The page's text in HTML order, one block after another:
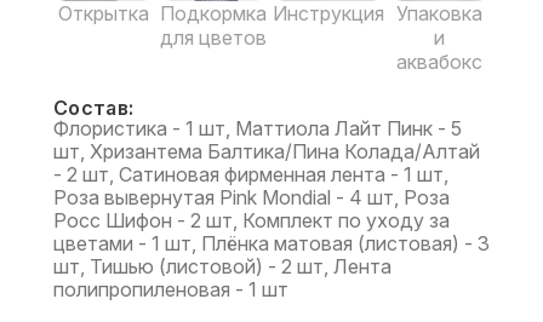
Открытка Подкормка
для цветов
Инструкция Упаковка
и
аквабокс
Состав:
Флористика - 1 шт, Маттиола Лайт Пинк - 5
шт, Хризантема Балтика/Пина Колада/Алтай
- 2 шт, Сатиновая фирменная лента - 1 шт,
Роза вывернутая Pink Mondial - 4 шт, Роза
Росс Шифон - 2 шт, Комплект по уходу за
цветами - 1 шт, Плёнка матовая (листовая) - 3
шт, Тишью (листовой) - 2 шт, Лента
полипропиленовая - 1 шт